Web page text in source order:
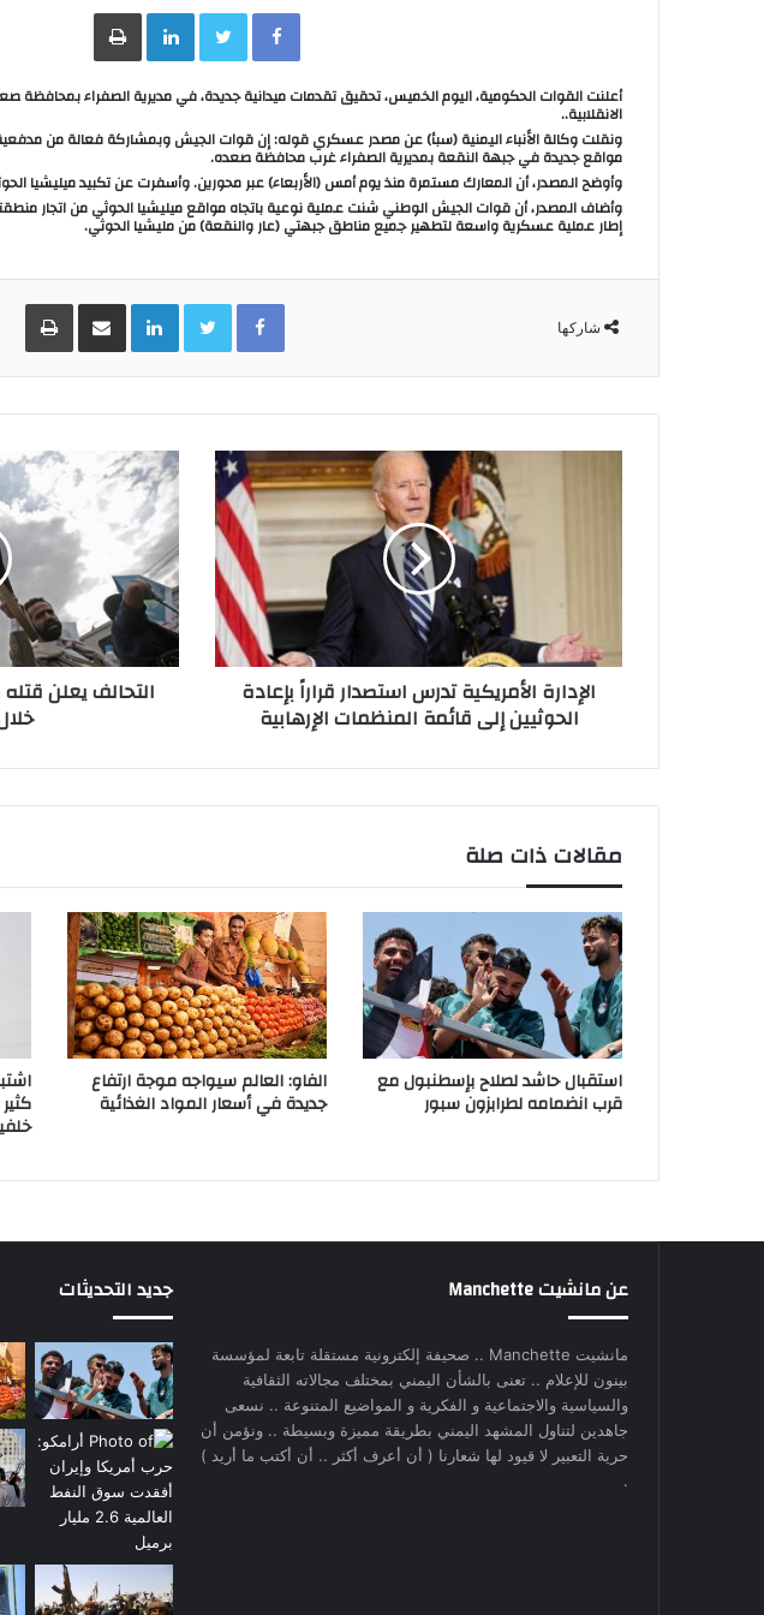
Facebook
Twitter
LinkedInطباعة
أعلنت القوات الحكومية، اليوم الخميس، تحقيق تقدمات ميدانية جديدة، في مديرية الصفراء بمحافظة
الانقلابية..
ونقلت وكالة الأنباء اليمنية (سبأ) عن مصدر عسكري قوله: إن قوات الجيش وبمشاركة فعالة من
مواقع جديدة في جبهة النقعة بمديرية الصفراء غرب محافظة صعده.
وأوضح المصدر، أن المعارك مستمرة منذ يوم أمس (الأربعاء) عبر محورين. وأسفرت عن تكبيد ميليشيا
وأضاف المصدر، أن قوات الجيش الوطني شنت عملية نوعية باتجاه مواقع ميليشيا الحوثي من اتجار
إطار عملية عسكرية واسعة لتطهير جميع مناطق جبهتي (عار والنقعة) من مليشيا الحوثي.
شاركها
Facebook
Twitter
LinkedInمشاركة عبر البريد
الإدارة الأمريكية تدرس استصدار قراراً بإعادة
الحوثيين إلى قائمة المنظمات الإرهابية خلال 24
مقالات ذات صلة
استقبال حاشد لصلاح بإسطنبول مع
قرب انضمامه لطرابزون سبور
الفاو: العالم سيواجه موجة ارتفاع
جديدة في أسعار المواد الغذائية
عن مانشيت Manchette
مانشيت Manchette .. صحيفة إلكترونية مستقلة تابعة لمؤسسة
بينون للإعلام .. تعنى بالشأن اليمني بمختلف مجالاته الثقافية
والسياسية والاجتماعية و الفكرية و المواضيع المتنوعة .. نسعى
جاهدين لتناول المشهد اليمني بطريقة مميزة وبسيطة .. ونؤمن أن
حرية التعبير لا قيود لها شعارنا ( أن أعرف أكثر .. أن أكتب ما أريد )
.
جديد التحديثات